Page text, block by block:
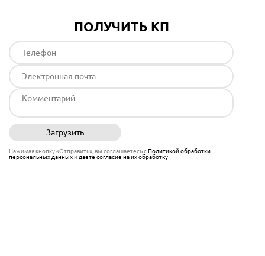
ПОЛУЧИТЬ КП
Загрузить
Нажимая кнопку «Отправить», вы соглашаетесь сПолитикой обработки
персональных данныхи даёте согласие на их обработку